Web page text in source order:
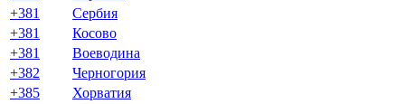
+381
Сербия
+381
Косово
+381
Воеводина
+382
Черногория
+385
Хорватия